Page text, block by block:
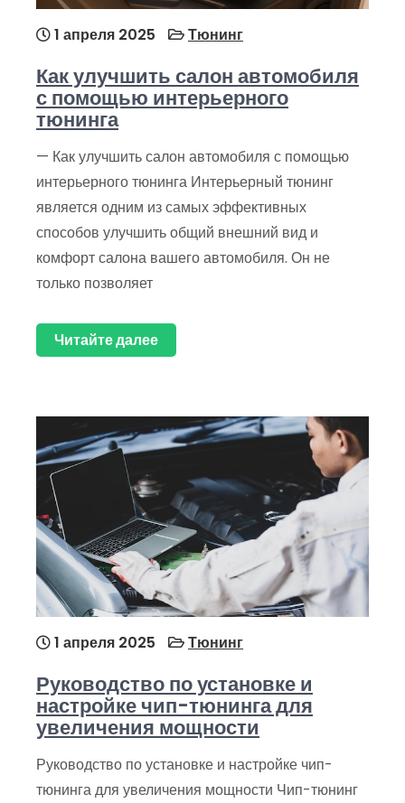
1 апреля 2025 Тюнинг
Как улучшить салон автомобиля
с помощью интерьерного
тюнинга
— Как улучшить салон автомобиля с помощью
интерьерного тюнинга Интерьерный тюнинг
является одним из самых эффективных
способов улучшить общий внешний вид и
комфорт салона вашего автомобиля. Он не
только позволяет
Читайте далее
1 апреля 2025 Тюнинг
Руководство по установке и
настройке чип-тюнинга для
увеличения мощности
Руководство по установке и настройке чип-
тюнинга для увеличения мощности Чип-тюнинг